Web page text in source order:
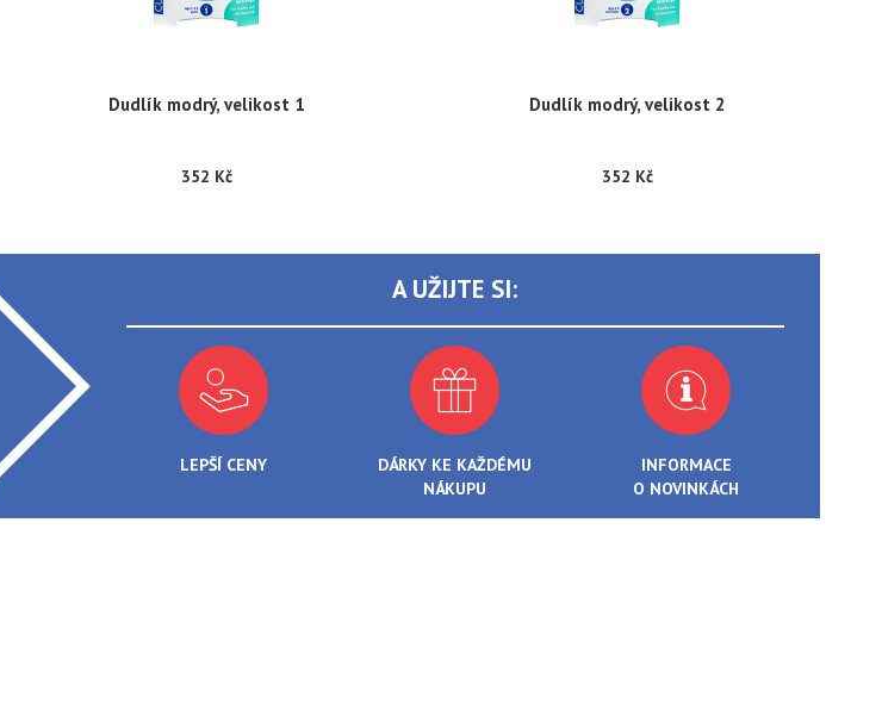
Dudlík modrý, velikost 1
352 Kč
Dudlík modrý, velikost 2
352 Kč
A UŽIJTE SI:
LEPŠÍ CENY
DÁRKY KE KAŽDÉMU
NÁKUPU
INFORMACE
O NOVINKÁCH